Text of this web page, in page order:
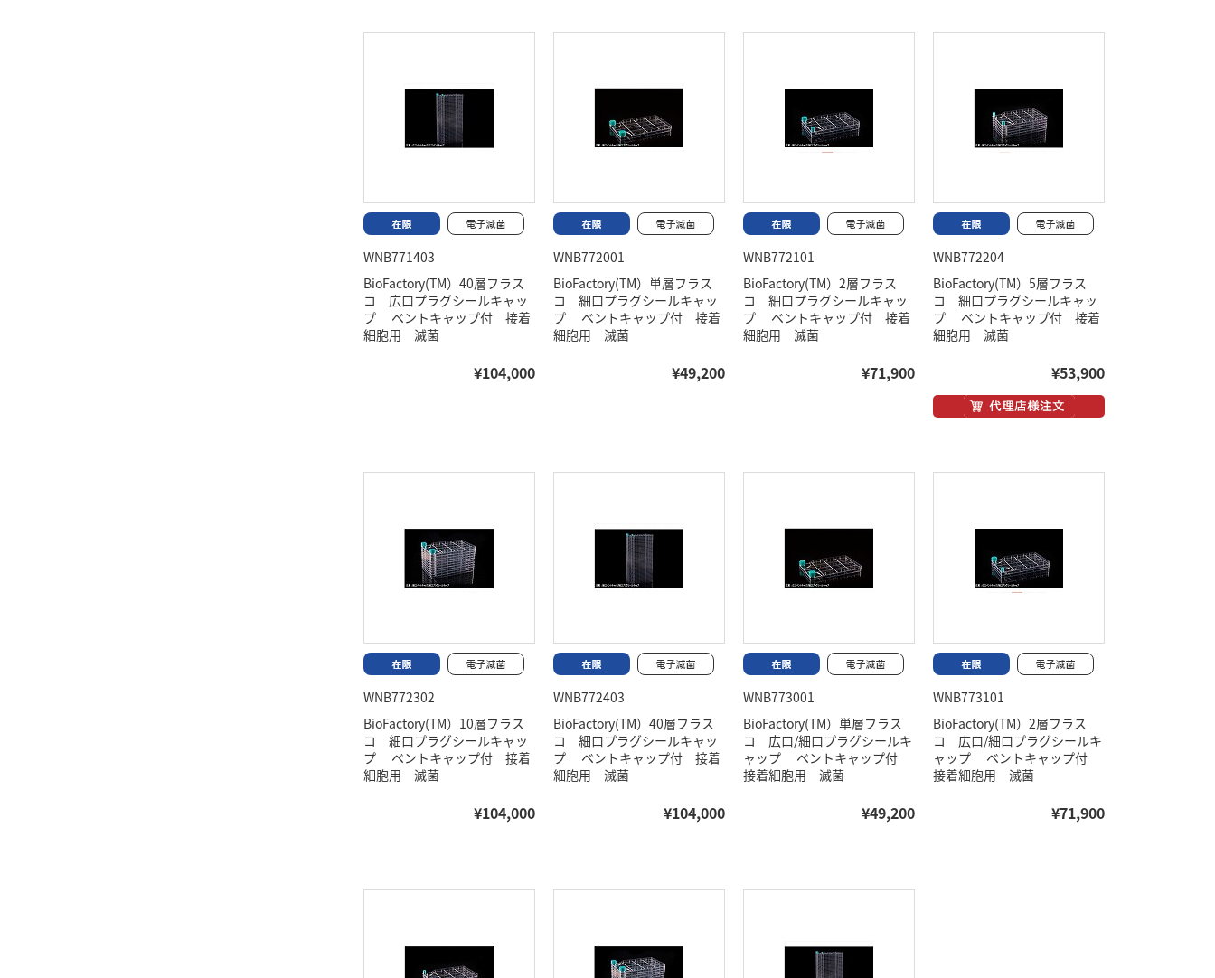
WNB771403
BioFactory(TM）40層フラス
コ 広口プラグシールキャッ
プ ベントキャップ付 接着
細胞用 滅菌
¥104,000
WNB772001
BioFactory(TM）単層フラス
コ 細口プラグシールキャッ
プ ベントキャップ付 接着
細胞用 滅菌
¥49,200
WNB772101
BioFactory(TM）2層フラス
コ 細口プラグシールキャッ
プ ベントキャップ付 接着
細胞用 滅菌
¥71,900
WNB772204
BioFactory(TM）5層フラス
コ 細口プラグシールキャッ
プ ベントキャップ付 接着
細胞用 滅菌
¥53,900
WNB772302
BioFactory(TM）10層フラス
コ 細口プラグシールキャッ
プ ベントキャップ付 接着
細胞用 滅菌
¥104,000
WNB772403
BioFactory(TM）40層フラス
コ 細口プラグシールキャッ
プ ベントキャップ付 接着
細胞用 滅菌
¥104,000
WNB773001
BioFactory(TM）単層フラス
コ 広口/細口プラグシールキ
ャップ ベントキャップ付
接着細胞用 滅菌
¥49,200
WNB773101
BioFactory(TM）2層フラス
コ 広口/細口プラグシールキ
ャップ ベントキャップ付
接着細胞用 滅菌
¥71,900